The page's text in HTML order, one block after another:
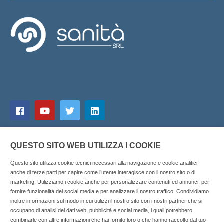
Copyright © 2025 SOCIALFARMA - La piattaforma web per i
QUESTO SITO WEB UTILIZZA I COOKIE
Questo sito utilizza cookie tecnici necessari alla navigazione e cookie analitici
anche di terze parti per capire come l’utente interagisce con il nostro sito o di
marketing. Utilizziamo i cookie anche per personalizzare contenuti ed annunci, per
fornire funzionalità dei social media e per analizzare il nostro traffico. Condividiamo
inoltre informazioni sul modo in cui utilizzi il nostro sito con i nostri partner che si
occupano di analisi dei dati web, pubblicità e social media, i quali potrebbero
combinarle con altre informazioni che hai fornito loro o che hanno raccolto dal tuo